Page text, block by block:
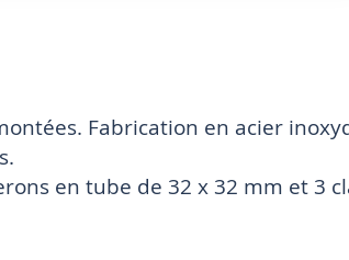
Fabrication en acier
en tube de 32 x 32 mm et 3